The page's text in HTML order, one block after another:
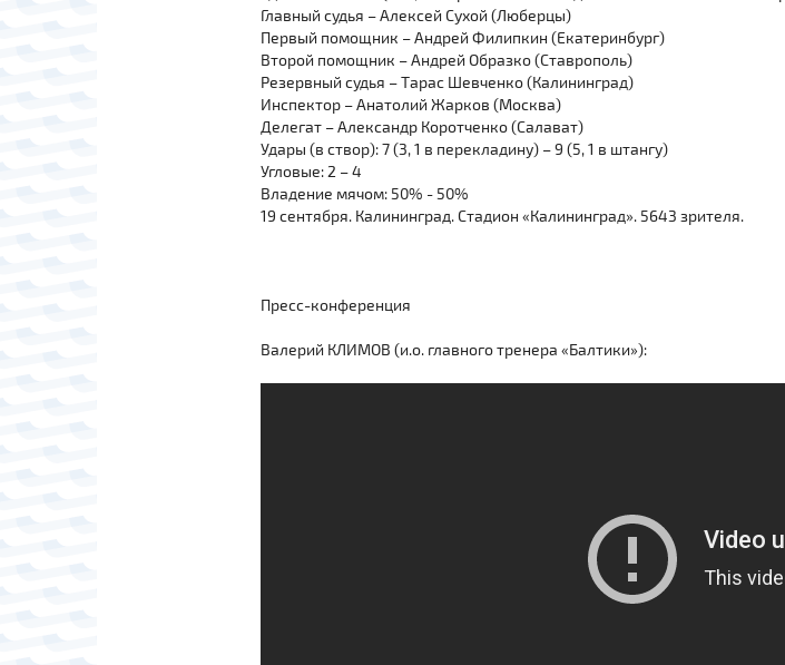
Главный судья – Алексей Сухой (Люберцы)
Первый помощник – Андрей Филипкин (Екатеринбург)
Второй помощник – Андрей Образко (Ставрополь)
Резервный судья – Тарас Шевченко (Калининград)
Инспектор – Анатолий Жарков (Москва)
Делегат – Александр Коротченко (Салават)
Удары (в створ): 7 (3, 1 в перекладину) – 9 (5, 1 в штангу)
Угловые: 2 – 4
Владение мячом: 50% - 50%
19 сентября. Калининград. Стадион «Калининград». 5643 зрителя.
Пресс-конференция
Валерий КЛИМОВ (и.о. главного тренера «Балтики»):